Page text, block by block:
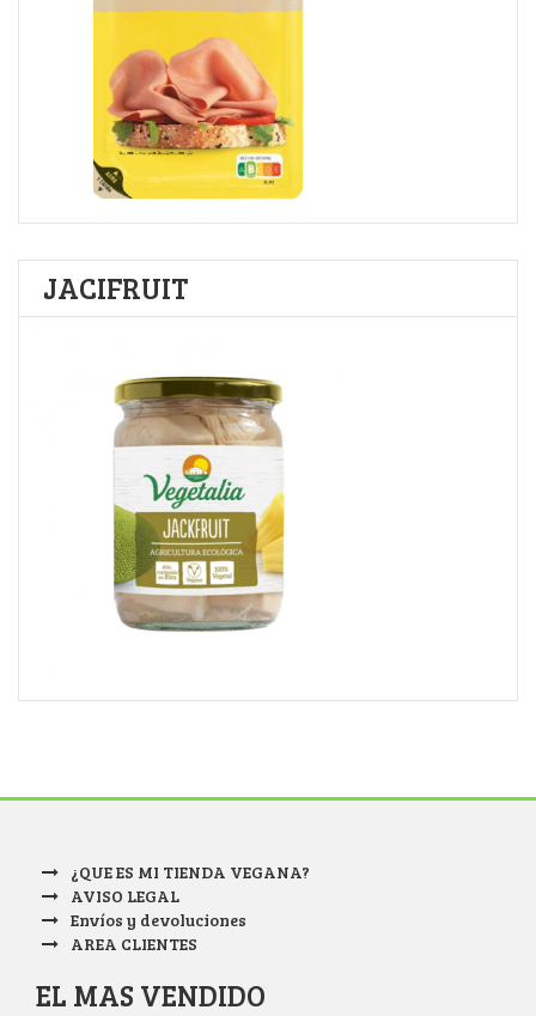
JACIFRUIT
¿QUE ES MI TIENDA VEGANA?
AVISO LEGAL
Envíos y devoluciones
AREA CLIENTES
EL MAS VENDIDO